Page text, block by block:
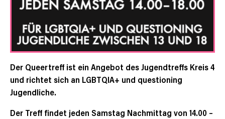
Der Queertreff ist ein Angebot des Jugendtreffs Kreis 4
und richtet sich an LGBTQIA+ und questioning
Jugendliche.
Der Treff findet jeden Samstag Nachmittag von 14.00 –